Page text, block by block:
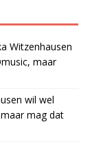
Witzenhausen
maar
wil wel
mag dat